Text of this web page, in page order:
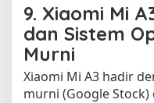
9. Xiaomi Mi
dan Sistem
Murni
Xiaomi Mi A3 hadir
murni (Google